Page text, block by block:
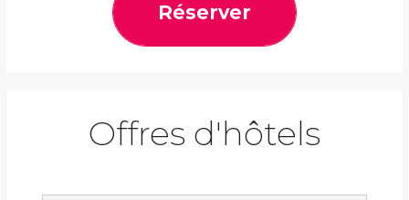
Réserver
Offres d'hôtels